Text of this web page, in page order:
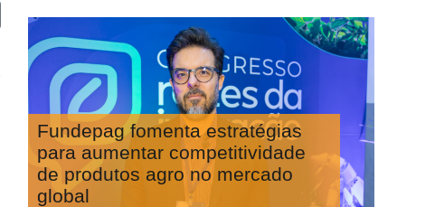
Fundepag fomenta estratégias
para aumentar competitividade
de produtos agro no mercado
global